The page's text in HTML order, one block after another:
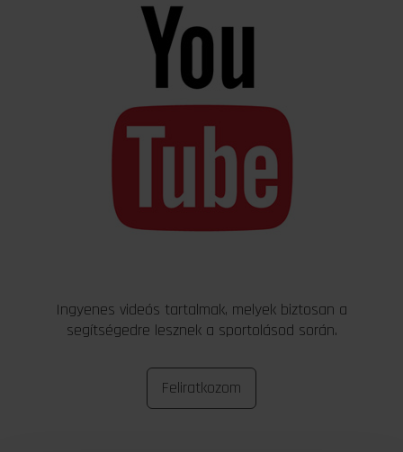
Ingyenes videós tartalmak, melyek biztosan a
segítségedre lesznek a sportolásod során.
Feliratkozom